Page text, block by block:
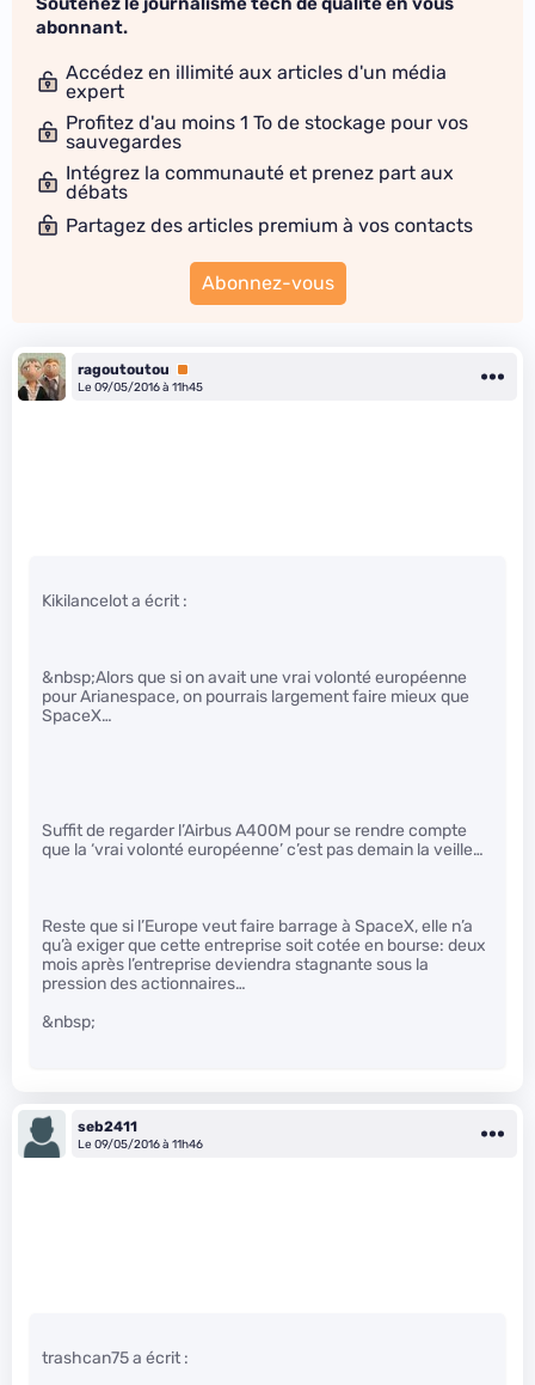
abonnant.
Accédez en illimité aux articles d'un média
expert
Profitez d'au moins 1 To de stockage pour vos
sauvegardes
Intégrez la communauté et prenez part aux
débats
Partagez des articles premium à vos contacts
Abonnez-vous
ragoutoutou
Premium
Le 09/05/2016 à 11h45
Kikilancelot a écrit :
&nbsp;Alors que si on avait une vrai volonté européenne
pour Arianespace, on pourrais largement faire mieux que
SpaceX…
Suffit de regarder l’Airbus A400M pour se rendre compte
que la ‘vrai volonté européenne’ c’est pas demain la veille…
Reste que si l’Europe veut faire barrage à SpaceX, elle n’a
qu’à exiger que cette entreprise soit cotée en bourse: deux
mois après l’entreprise deviendra stagnante sous la
pression des actionnaires…
&nbsp;
seb2411
Le 09/05/2016 à 11h46
trashcan75 a écrit :